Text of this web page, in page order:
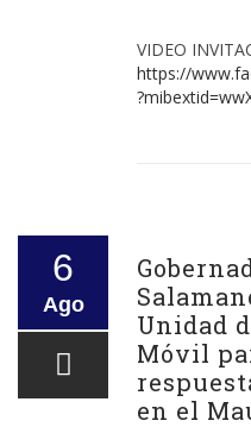
VIDEO
https://
6
Ago
Unidad
Móvil
en el